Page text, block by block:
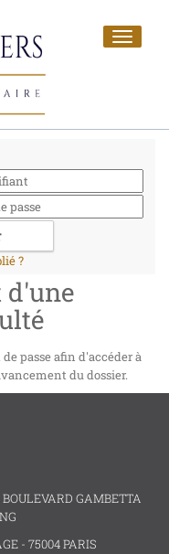
Toggle
?
d'une
passe afin d'accéder à
du dossier.
GAMBETTA
- 75004 PARIS